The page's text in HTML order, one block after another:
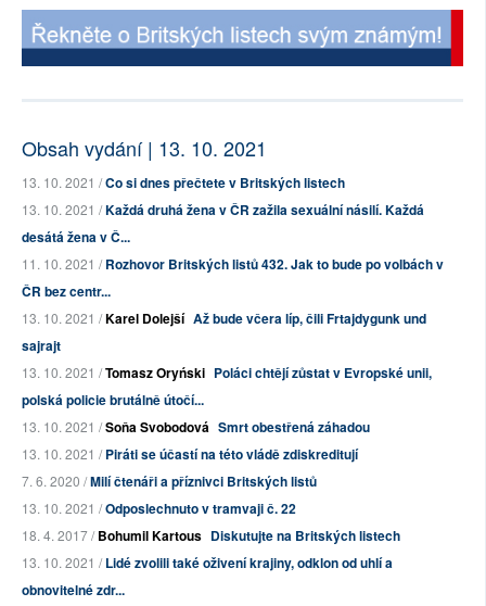
Obsah vydání | 13. 10. 2021
13. 10. 2021 /Co si dnes přečtete v Britských listech
13. 10. 2021 /Každá druhá žena v ČR zažila sexuální násilí. Každá
desátá žena v Č...
11. 10. 2021 /Rozhovor Britských listů 432. Jak to bude po volbách v
ČR bez centr...
13. 10. 2021 /Karel Dolejší Až bude včera líp, čili Frtajdygunk und
sajrajt
13. 10. 2021 /Tomasz Oryński Poláci chtějí zůstat v Evropské unii,
polská policie brutálně útočí...
13. 10. 2021 /Soňa Svobodová Smrt obestřená záhadou
13. 10. 2021 /Piráti se účastí na této vládě zdiskreditují
7. 6. 2020 /Milí čtenáři a příznivci Britských listů
13. 10. 2021 /Odposlechnuto v tramvaji č. 22
18. 4. 2017 /Bohumil Kartous Diskutujte na Britských listech
13. 10. 2021 /Lidé zvolili také oživení krajiny, odklon od uhlí a
obnovitelné zdr...